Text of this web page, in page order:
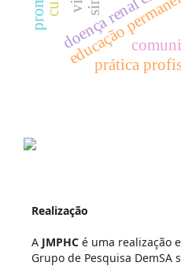
educação
prática
Realização
A JMPHCé uma realização
Grupo de Pesquisa DemSA